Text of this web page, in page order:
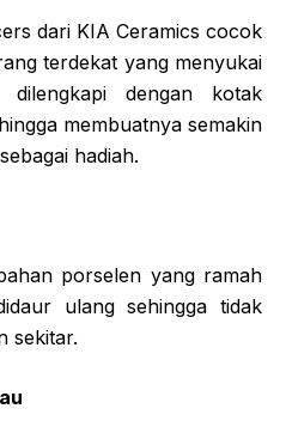
dari KIA Ceramics cocok
terdekat yang menyukai
dengan kotak
membuatnya semakin
hadiah.
porselen yang ramah
ulang sehingga tidak
sekitar.